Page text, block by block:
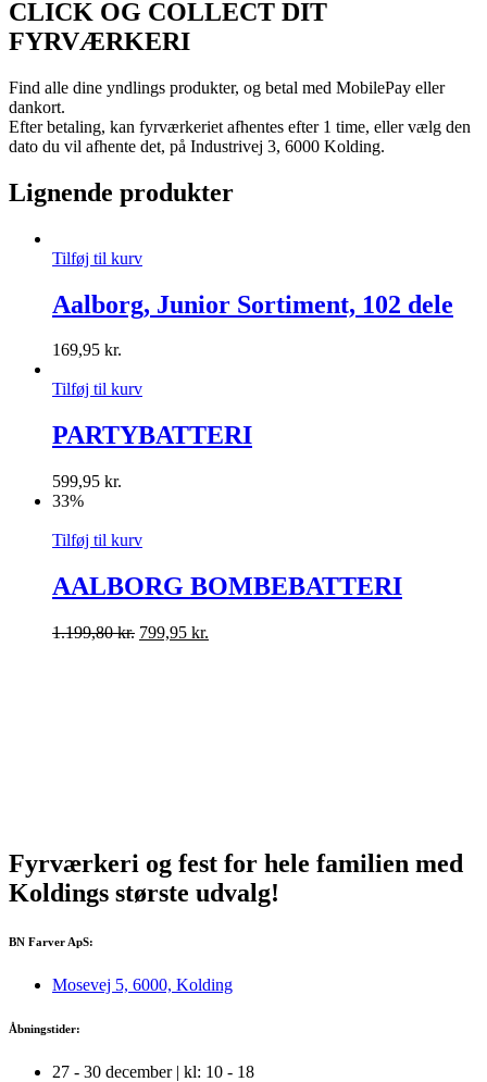
CLICK OG COLLECT DIT
FYRVÆRKERI
Find alle dine yndlings produkter, og betal med MobilePay eller
dankort.
Efter betaling, kan fyrværkeriet afhentes efter 1 time, eller vælg den
dato du vil afhente det, på Industrivej 3, 6000 Kolding.
Lignende produkter
Tilføj til kurv
Aalborg, Junior Sortiment, 102 dele
169,95 kr.
Tilføj til kurv
PARTYBATTERI
599,95 kr.
33%
Tilføj til kurv
AALBORG BOMBEBATTERI
1.199,80kr. 799,95 kr.
Fyrværkeri og fest for hele familien med
Koldings største udvalg!
BN Farver ApS:
Mosevej 5, 6000, Kolding
Åbningstider:
27 - 30 december | kl: 10 - 18